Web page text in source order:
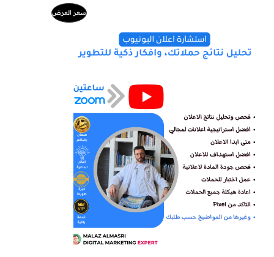
سعر العرضمنتج
229 ر.س.